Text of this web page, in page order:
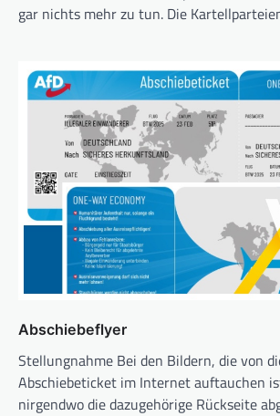
gar nichts mehr zu tun. Die
Abschiebeflyer
Stellungnahme Bei den Bildern, die von
Abschiebeticket im Internet auftauchen
nirgendwo die dazugehörige Rückseite